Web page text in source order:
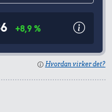
+8,9 %
Hvordan virker det?